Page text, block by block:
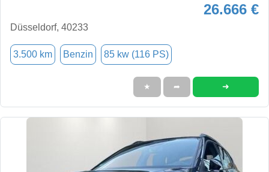
26.666 €
Düsseldorf, 40233
3.500 km Benzin 85 kw (116 PS)
★ ➦ ➜